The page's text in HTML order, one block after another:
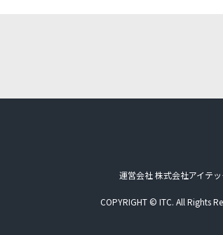
運営会社 株式会社アイテッ
COPYRIGHT © ITC. All Rights